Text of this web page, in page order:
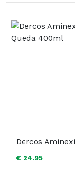
€ 24.95